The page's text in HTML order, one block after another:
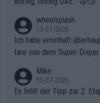
wheelsplash
13-07-2026
Ich habe ernsthaft
tare von dem Super-
r die gehört nicht in dieses
Mike
05-07-2026
Es fehlt der Tipp zur 2.